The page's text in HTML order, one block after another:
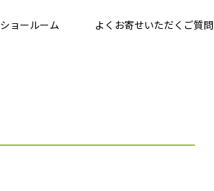
ゲート
ショールーム よくお寄せいただくご質問